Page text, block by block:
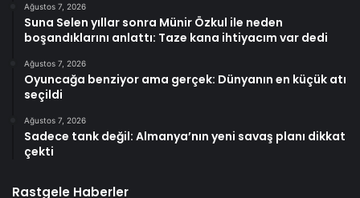
Ağustos 7, 2026
Suna Selen yıllar sonra Münir Özkul ile neden
boşandıklarını anlattı: Taze kana ihtiyacım var dedi
Ağustos 7, 2026
Oyuncağa benziyor ama gerçek: Dünyanın en küçük atı
seçildi
Ağustos 7, 2026
Sadece tank değil: Almanya’nın yeni savaş planı dikkat
çekti
Rastgele Haberler